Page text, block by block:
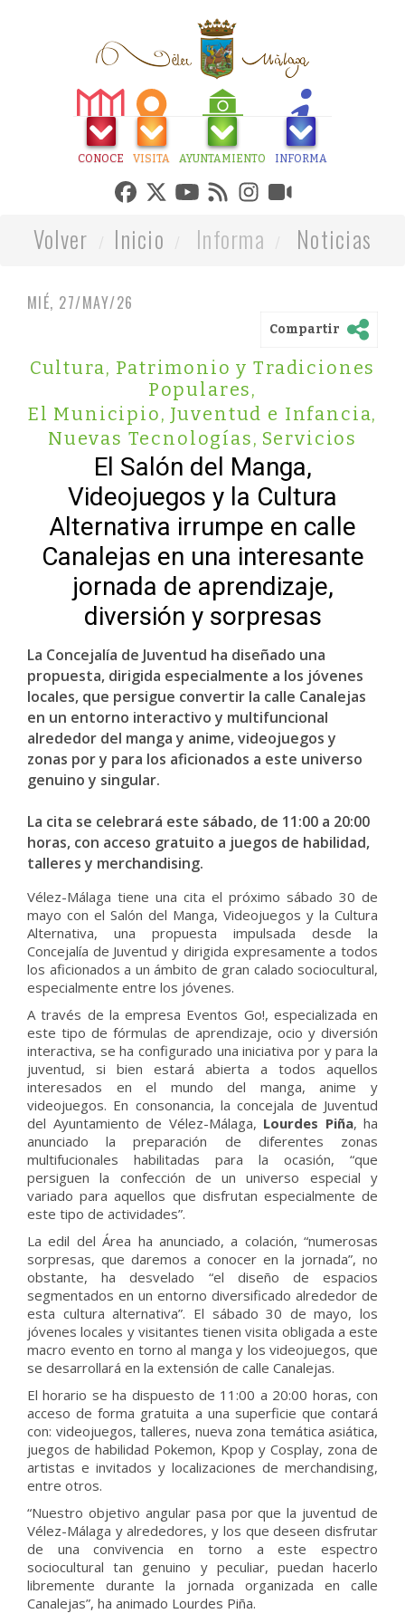
CONOCE VISITA AYUNTAMIENTO INFORMA
Volver Inicio Informa Noticias
MIÉ, 27/MAY/26
Compartir
Cultura, Patrimonio y Tradiciones
Populares,
El Municipio, Juventud e Infancia,
Nuevas Tecnologías, Servicios
El Salón del Manga,
Videojuegos y la Cultura
Alternativa irrumpe en calle
Canalejas en una interesante
jornada de aprendizaje,
diversión y sorpresas
La Concejalía de Juventud ha diseñado una
propuesta, dirigida especialmente a los jóvenes
locales, que persigue convertir la calle Canalejas
en un entorno interactivo y multifuncional
alrededor del manga y anime, videojuegos y
zonas por y para los aficionados a este universo
genuino y singular.
La cita se celebrará este sábado, de 11:00 a 20:00
horas, con acceso gratuito a juegos de habilidad,
talleres y merchandising.
Vélez-Málaga tiene una cita el próximo sábado 30 de
mayo con el Salón del Manga, Videojuegos y la Cultura
Alternativa, una propuesta impulsada desde la
Concejalía de Juventud y dirigida expresamente a todos
los aficionados a un ámbito de gran calado sociocultural,
especialmente entre los jóvenes.
A través de la empresa Eventos Go!, especializada en
este tipo de fórmulas de aprendizaje, ocio y diversión
interactiva, se ha configurado una iniciativa por y para la
juventud, si bien estará abierta a todos aquellos
interesados en el mundo del manga, anime y
videojuegos. En consonancia, la concejala de Juventud
del Ayuntamiento de Vélez-Málaga, Lourdes Piña, ha
anunciado la preparación de diferentes zonas
multifucionales habilitadas para la ocasión, “que
persiguen la confección de un universo especial y
variado para aquellos que disfrutan especialmente de
este tipo de actividades”.
La edil del Área ha anunciado, a colación, “numerosas
sorpresas, que daremos a conocer en la jornada”, no
obstante, ha desvelado “el diseño de espacios
segmentados en un entorno diversificado alrededor de
esta cultura alternativa”. El sábado 30 de mayo, los
jóvenes locales y visitantes tienen visita obligada a este
macro evento en torno al manga y los videojuegos, que
se desarrollará en la extensión de calle Canalejas.
El horario se ha dispuesto de 11:00 a 20:00 horas, con
acceso de forma gratuita a una superficie que contará
con: videojuegos, talleres, nueva zona temática asiática,
juegos de habilidad Pokemon, Kpop y Cosplay, zona de
artistas e invitados y localizaciones de merchandising,
entre otros.
“Nuestro objetivo angular pasa por que la juventud de
Vélez-Málaga y alrededores, y los que deseen disfrutar
de una convivencia en torno a este espectro
sociocultural tan genuino y peculiar, puedan hacerlo
libremente durante la jornada organizada en calle
Canalejas”, ha animado Lourdes Piña.